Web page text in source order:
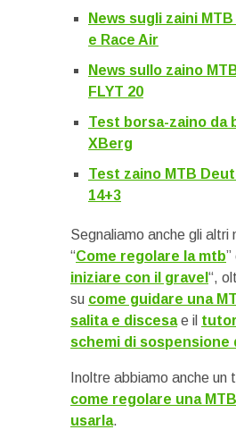
News sugli zaini
e Race Air
News sullo zaino
FLYT 20
Test borsa-zaino da
XBerg
Test zaino MTB
14+3
Segnaliamo anche gli altri
“Come regolare la mtb”
iniziare con il gravel “,
su come guidare una
salita e discesae il
schemi di sospensione
Inoltre abbiamo anche un
come regolare una
usarla.